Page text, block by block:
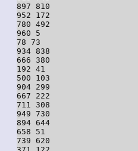
897 810
952 172
780 492
960 5
78 73
934 838
666 380
192 41
500 103
904 299
667 222
711 308
949 730
894 644
658 51
739 620